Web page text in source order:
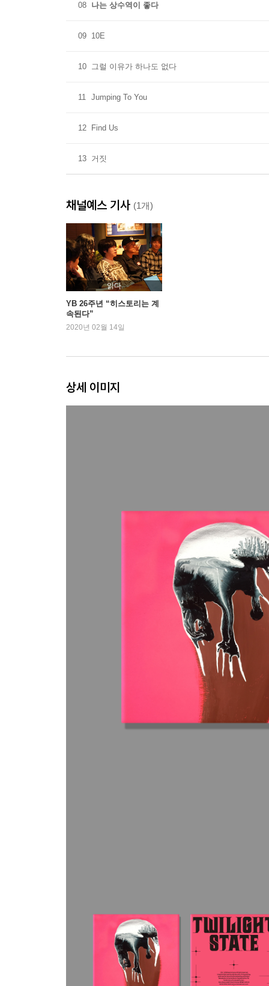
08 나는 상수역이 좋다
09 10E
10 그럴 이유가 하나도 없다
11 Jumping To You
12 Find Us
13 거짓
채널예스 기사 (1개)
읽다
YB 26주년 “히스토리는 계
속된다”
2020년 02월 14일
상세 이미지